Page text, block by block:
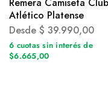
Remera Camiseta Club
Atlético Platense
Desde $ 39.990,00
6 cuotas sin interés de
$6.665,00